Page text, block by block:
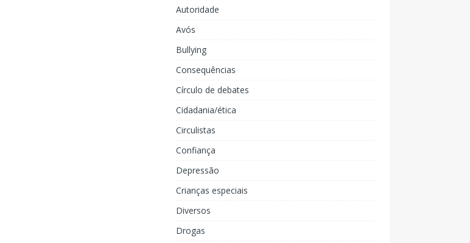
Autoridade
Avós
Bullying
Consequências
Círculo de debates
Cidadania/ética
Circulistas
Confiança
Depressão
Crianças especiais
Diversos
Drogas